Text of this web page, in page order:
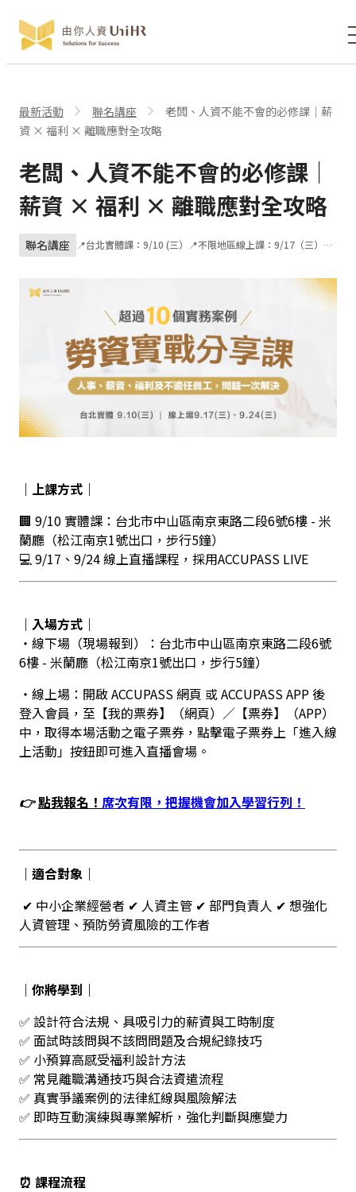
最新活動 聯名講座
老闆、人資不能不會的必修課｜薪
資 × 福利 × 離職應對全攻略
老闆、人資不能不會的必修課｜
薪資 × 福利 × 離職應對全攻略
聯名講座
📍台北實體課：9/10 (三）📍不限地區線上課：9/17（三）＆
｜上課方式｜
🏢 9/10 實體課：台北市中山區南京東路二段6號6樓 - 米
蘭廳（松江南京1號出口，步行5鐘）
💻 9/17、9/24 線上直播課程，採用ACCUPASS LIVE
｜入場方式｜
・線下場（現場報到）：台北市中山區南京東路二段6號
6樓 - 米蘭廳（松江南京1號出口，步行5鐘）
・線上場：開啟 ACCUPASS 網頁 或 ACCUPASS APP 後
登入會員，至【我的票券】（網頁）／【票券】（APP）
中，取得本場活動之電子票券，點擊電子票券上「進入線
上活動」按鈕即可進入直播會場。
👉點我報名！ 席次有限，把握機會加入學習行列！
｜適合對象｜
✔ 中小企業經營者 ✔ 人資主管 ✔ 部門負責人 ✔ 想強化
人資管理、預防勞資風險的工作者
｜你將學到｜
✅ 設計符合法規、具吸引力的薪資與工時制度
✅ 面試時該問與不該問問題及合規紀錄技巧
✅ 小預算高感受福利設計方法
✅ 常見離職溝通技巧與合法資遣流程
✅ 真實爭議案例的法律紅線與風險解法
✅ 即時互動演練與專業解析，強化判斷與應變力
⏰ 課程流程